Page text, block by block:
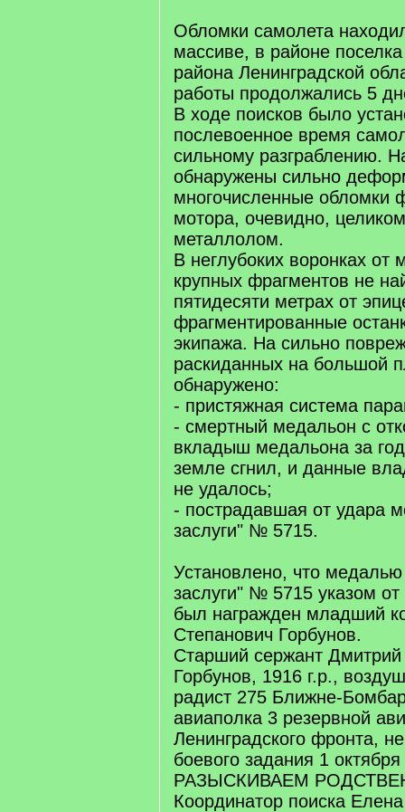
Обломки самолета
массиве, в районе
района Ленинградской
работы продолжались 5
В ходе поисков было
послевоенное время
сильному разграблению.
обнаружены сильно
многочисленные обломки
мотора, очевидно,
металлолом.
В неглубоких воронках от
крупных фрагментов не
пятидесяти метрах от
фрагментированные
экипажа. На сильно
раскиданных на большой
обнаружено:
- пристяжная система
- смертный медальон с
вкладыш медальона за
земле сгнил, и данные
не удалось;
- пострадавшая от удара
заслуги" № 5715.
Установлено, что
заслуги" № 5715 указом
был награжден младший
Степанович Горбунов.
Старший сержант Дмитрий
Горбунов, 1916 г.р.,
радист 275 Ближне-
авиаполка 3 резервной
Ленинградского фронта,
боевого задания 1
РАЗЫСКИВАЕМ
Координатор поиска